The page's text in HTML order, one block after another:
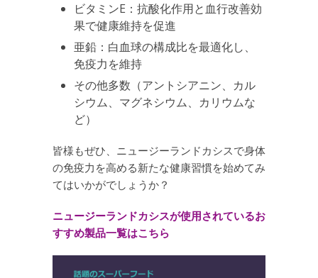
ビタミンE：抗酸化作用と血行改善効
果で健康維持を促進
亜鉛：白血球の構成比を最適化し、
免疫力を維持
その他多数（アントシアニン、カル
シウム、マグネシウム、カリウムな
ど）
皆様もぜひ、ニュージーランドカシスで身体
の免疫力を高める新たな健康習慣を始めてみ
てはいかがでしょうか？
ニュージーランドカシスが使用されているお
すすめ製品一覧はこちら